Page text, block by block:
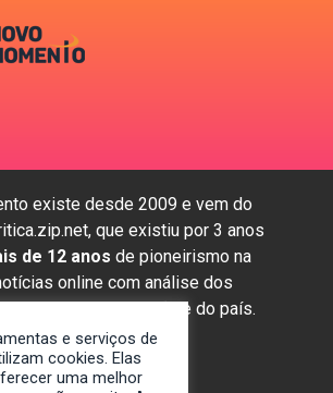
existe desde 2009 e vem do
que existiu por 3 anos
de 12 anos de pioneirismo na
online com análise dos
importantes da região e do país.
e serviços de
cookies. Elas
uma melhor